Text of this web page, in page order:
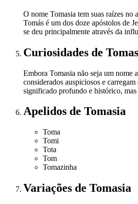
O nome Tomasia tem suas raízes
Tomás é um dos doze apóstolos de
se deu principalmente através da
Curiosidades de
Embora Tomasia não seja um nome
considerados auspiciosos e
significado profundo e histórico, mas
Apelidos de Tomasia
Toma
Tomi
Tota
Tom
Tomazinha
Variações de Tomasia